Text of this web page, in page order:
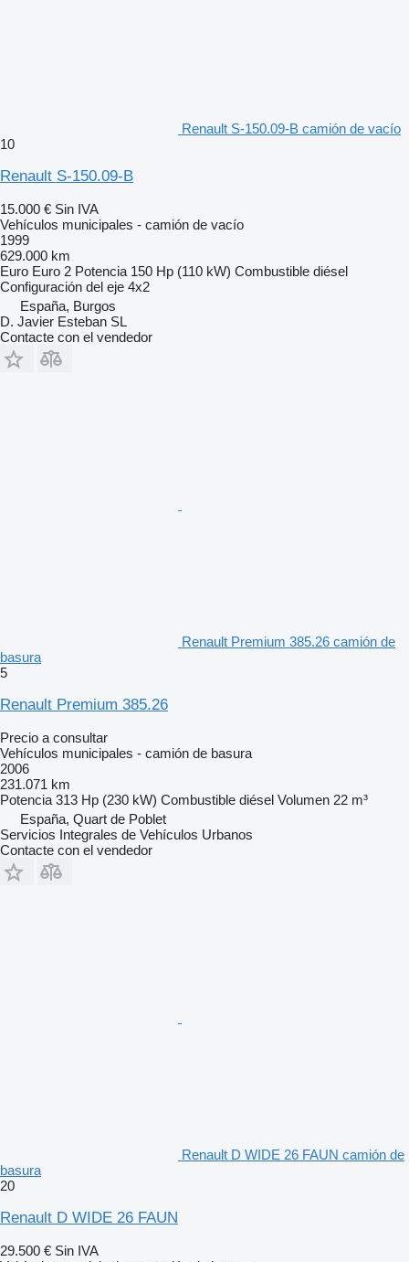
Renault S-150.09-B camión de vacío
10
Renault S-150.09-B
15.000 € Sin IVA
Vehículos municipales - camión de vacío
1999
629.000 km
Euro Euro 2 Potencia 150 Hp (110 kW) Combustible diésel
Configuración del eje 4x2
España, Burgos
D. Javier Esteban SL
Contacte con el vendedor
Renault Premium 385.26 camión de
basura
5
Renault Premium 385.26
Precio a consultar
Vehículos municipales - camión de basura
2006
231.071 km
Potencia 313 Hp (230 kW) Combustible diésel Volumen 22 m³
España, Quart de Poblet
Servicios Integrales de Vehículos Urbanos
Contacte con el vendedor
Renault D WIDE 26 FAUN camión de
basura
20
Renault D WIDE 26 FAUN
29.500 € Sin IVA